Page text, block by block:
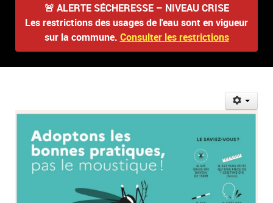
🚨 ALERTE SÉCHERESSE – NIVEAU CRISE
Les restrictions des usages de l'eau sont en vigueur
sur la commune. Consulter les restrictions